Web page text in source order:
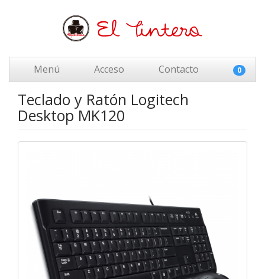
Menú Acceso Contacto 0
Teclado y Ratón Logitech
Desktop MK120